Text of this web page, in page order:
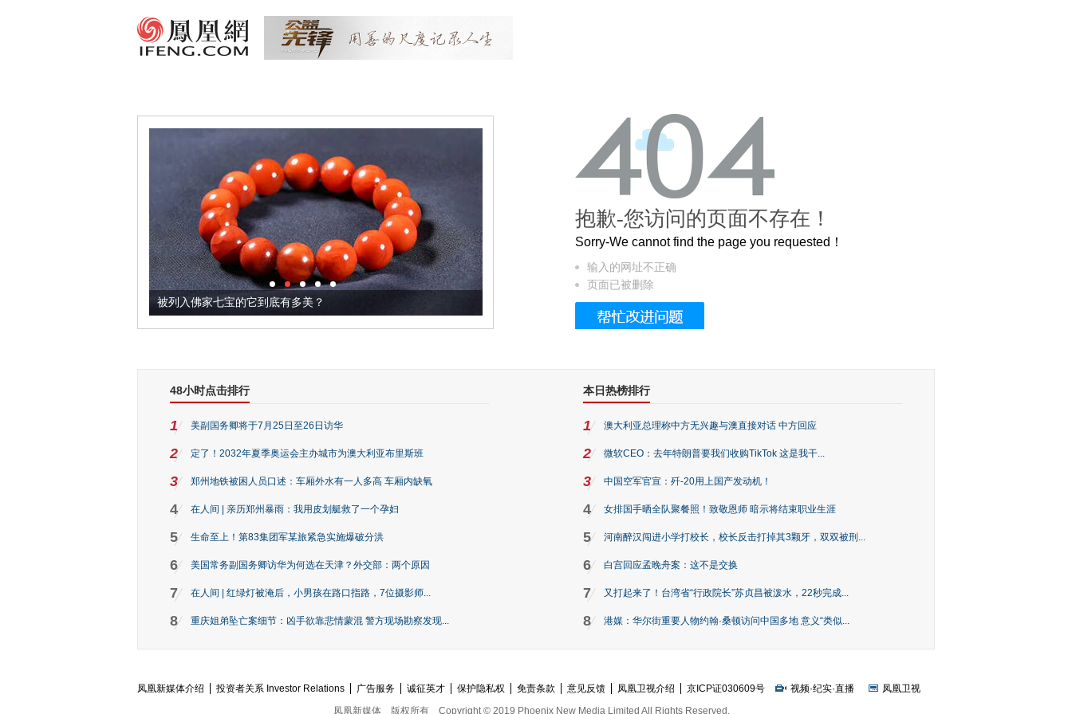
被列入佛家七宝的它到底有多美？ 这个3.2米的长卷，还原了600岁的紫禁城
抱歉-您访问的页面不存在！
Sorry-We cannot find the page you requested！
输入的网址不正确
页面已被删除
48小时点击排行
1 美副国务卿将于7月25日至26日访华
2 定了！2032年夏季奥运会主办城市为澳大利亚布里斯班
3 郑州地铁被困人员口述：车厢外水有一人多高 车厢内缺氧
4 在人间 | 亲历郑州暴雨：我用皮划艇救了一个孕妇
5 生命至上！第83集团军某旅紧急实施爆破分洪
6 美国常务副国务卿访华为何选在天津？外交部：两个原因
7 在人间 | 红绿灯被淹后，小男孩在路口指路，7位摄影师...
8 重庆姐弟坠亡案细节：凶手欲靠悲情蒙混 警方现场勘察发现...
本日热榜排行
1 澳大利亚总理称中方无兴趣与澳直接对话 中方回应
2 微软CEO：去年特朗普要我们收购TikTok 这是我干...
3 中国空军官宣：歼-20用上国产发动机！
4 女排国手晒全队聚餐照！致敬恩师 暗示将结束职业生涯
5 河南醉汉闯进小学打校长，校长反击打掉其3颗牙，双双被刑...
6 白宫回应孟晚舟案：这不是交换
7 又打起来了！台湾省“行政院长”苏贞昌被泼水，22秒完成...
8 港媒：华尔街重要人物约翰·桑顿访问中国多地 意义“类似...
凤凰新媒体介绍 投资者关系 Investor Relations 广告服务 诚征英才 保护隐私权 免责条款 意见反馈 凤凰卫视介绍 京ICP证030609号 视频·纪实·直播
凤凰卫视
凤凰新媒体
版权所有 Copyright © 2019 Phoenix New Media Limited All Rights Reserved.